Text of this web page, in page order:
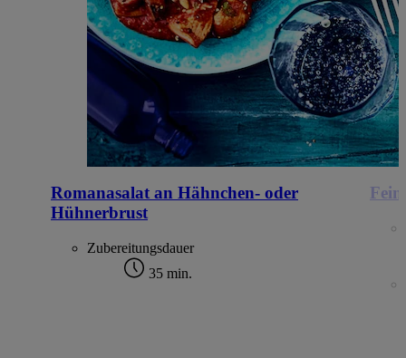
Romanasalat an Hähnchen- oder
Hühnerbrust
Zubereitungsdauer
35 min.